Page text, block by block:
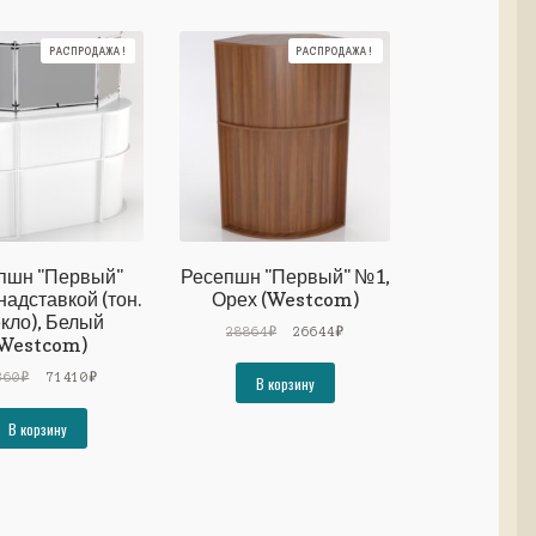
"Первый"
(тон.
Белый
РАСПРОДАЖА!
₽
Первоначальная
77360₽.
71410₽Текущая
В корзину
Ресепшн "Первый" №1,
Орех (Westcom)
РАСПРОДАЖА!
28864₽
Первоначальная
28864₽.
26644₽Текущая
В корзину